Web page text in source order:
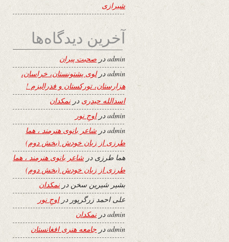
شیرازی
آخرین دیدگاه‌ها
adminدر صحبت پیران
admin درلوی پشتونستان، خراسان،
هزارستان، تورکستان و فدرالیزم !
اسدالله حیدری درنمکدان
adminدراوجِ نور
adminدر شاعر بانوی هنرمند ، هما
طرزی از زبان خودش (بخش دوم)
هما طرزی در شاعر بانوی هنرمند ، هما
طرزی از زبان خودش (بخش دوم)
بشیر شیرین سخن درنمکدان
علی احمد زرگرپور دراوجِ نور
adminدرنمکدان
admin در جامعه هنری افغانستان